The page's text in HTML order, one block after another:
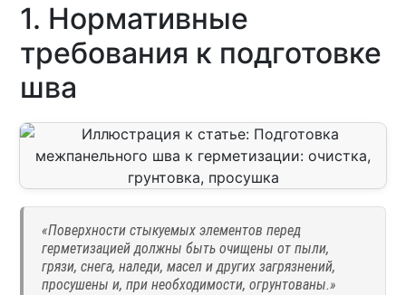
1. Нормативные
требования к подготовке
шва
«Поверхности стыкуемых элементов перед
герметизацией должны быть очищены от пыли,
грязи, снега, наледи, масел и других загрязнений,
просушены и, при необходимости, огрунтованы.»